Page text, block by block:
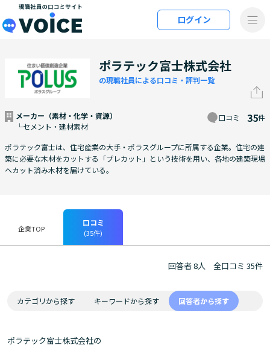
メインコンテンツにスキップ
ログイン
ポラテック富士株式会社
の現職社員による口コミ・評判一覧
メーカー（素材・化学・資源）
└セメント・建材素材
口コミ 35件
ポラテック富士は、住宅産業の大手・ポラスグループに所属する企業。住宅の建
築に必要な木材をカットする「プレカット」という技術を用い、各地の建築現場
へカット済み木材を届けている。
企業TOP
口コミ
(35件)
回答者 8人 全口コミ 35件
カテゴリから探す キーワードから探す 回答者から探す
ポラテック富士株式会社の